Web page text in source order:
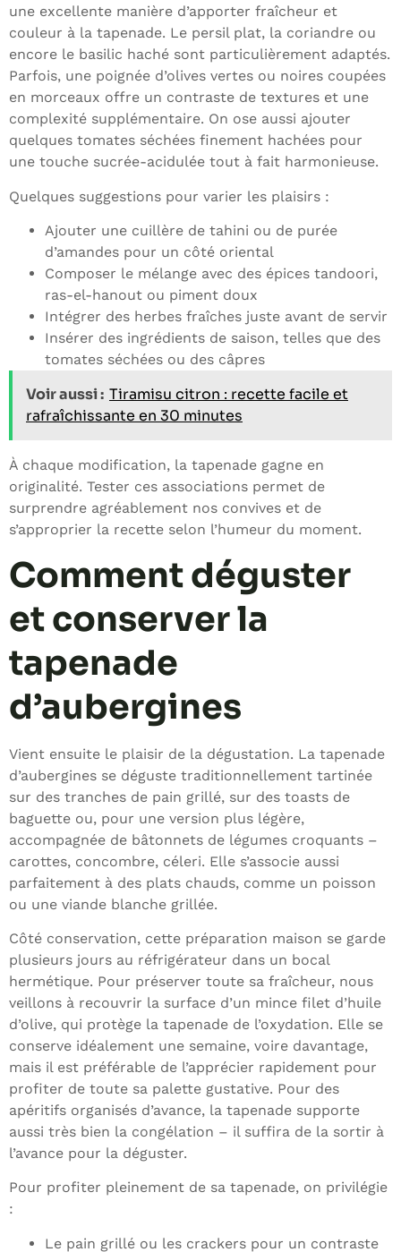
une excellente manière d’apporter fraîcheur et
couleur à la tapenade. Le persil plat, la coriandre ou
encore le basilic haché sont particulièrement adaptés.
Parfois, une poignée d’olives vertes ou noires coupées
en morceaux offre un contraste de textures et une
complexité supplémentaire. On ose aussi ajouter
quelques tomates séchées finement hachées pour
une touche sucrée-acidulée tout à fait harmonieuse.
Quelques suggestions pour varier les plaisirs :
Ajouter une cuillère de tahini ou de purée
d’amandes pour un côté oriental
Composer le mélange avec des épices tandoori,
ras-el-hanout ou piment doux
Intégrer des herbes fraîches juste avant de servir
Insérer des ingrédients de saison, telles que des
tomates séchées ou des câpres
Voir aussi : Tiramisu citron : recette facile et
rafraîchissante en 30 minutes
À chaque modification, la tapenade gagne en
originalité. Tester ces associations permet de
surprendre agréablement nos convives et de
s’approprier la recette selon l’humeur du moment.
Comment déguster
et conserver la
tapenade
d’aubergines
Vient ensuite le plaisir de la dégustation. La tapenade
d’aubergines se déguste traditionnellement tartinée
sur des tranches de pain grillé, sur des toasts de
baguette ou, pour une version plus légère,
accompagnée de bâtonnets de légumes croquants –
carottes, concombre, céleri. Elle s’associe aussi
parfaitement à des plats chauds, comme un poisson
ou une viande blanche grillée.
Côté conservation, cette préparation maison se garde
plusieurs jours au réfrigérateur dans un bocal
hermétique. Pour préserver toute sa fraîcheur, nous
veillons à recouvrir la surface d’un mince filet d’huile
d’olive, qui protège la tapenade de l’oxydation. Elle se
conserve idéalement une semaine, voire davantage,
mais il est préférable de l’apprécier rapidement pour
profiter de toute sa palette gustative. Pour des
apéritifs organisés d’avance, la tapenade supporte
aussi très bien la congélation – il suffira de la sortir à
l’avance pour la déguster.
Pour profiter pleinement de sa tapenade, on privilégie
:
Le pain grillé ou les crackers pour un contraste